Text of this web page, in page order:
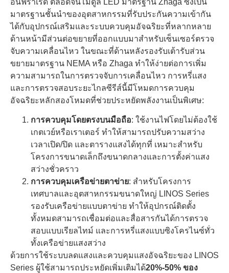
อินฟราเรด ตลอดจนโมดูล LED มาตรฐาน Zhaga ซึ่งเป็น
มาตรฐานชั้นนําของอุตสาหกรรมที่รับประกันความเข้ากัน
ได้กับอุปกรณ์เสริมและระบบควบคุมอัจฉริยะที่หลากหลาย
ด้านหน้ามีส่วนต่อขยายที่ออกแบบมาสําหรับเซ็นเซอร์ตรวจ
จับความเคลื่อนไหว ในขณะที่ด้านหลังรองรับเต้ารับส่วน
ขยายมาตรฐาน NEMA หรือ Zhaga ทําให้ง่ายต่อการเพิ่ม
ความสามารถในการตรวจจับการเคลื่อนไหว การหรี่แสง
และการตรวจสอบระยะไกลซีรีส์นี้มีโหมดการควบคุม
อัจฉริยะหลักสองโหมดที่ช่วยประหยัดพลังงานเป็นพิเศษ:
การควบคุมโดยตรงบนมือถือ: ใช้งานไฟโดยไม่ต้องใช้
เกตเวย์หรือเราเตอร์ ทําให้สามารถปรับความสว่าง
เวลาเปิด/ปิด และตารางแสงได้ทุกที่ เหมาะสําหรับ
โครงการขนาดเล็กถึงขนาดกลางและการตั้งค่าแสง
สว่างชั่วคราว
การควบคุมเครือข่ายตาข่าย: สําหรับโครงการ
เทศบาลและอุตสาหกรรมขนาดใหญ่ LINOS Series
รองรับเครือข่ายแบบตาข่าย ทําให้อุปกรณ์ติดตั้ง
ทั้งหมดสามารถเชื่อมต่อและสื่อสารกันได้การตรวจ
สอบแบบเรียลไทม์ และการหรี่แสงแบบซิงโครไนซ์ทั่ว
ทั้งเครือข่ายแสงสว่าง
ด้วยการใช้ระบบลดแสงและควบคุมแสงอัจฉริยะของ LINOS
Series ผู้ใช้สามารถประหยัดเพิ่มเติมได้20%-50% ของ